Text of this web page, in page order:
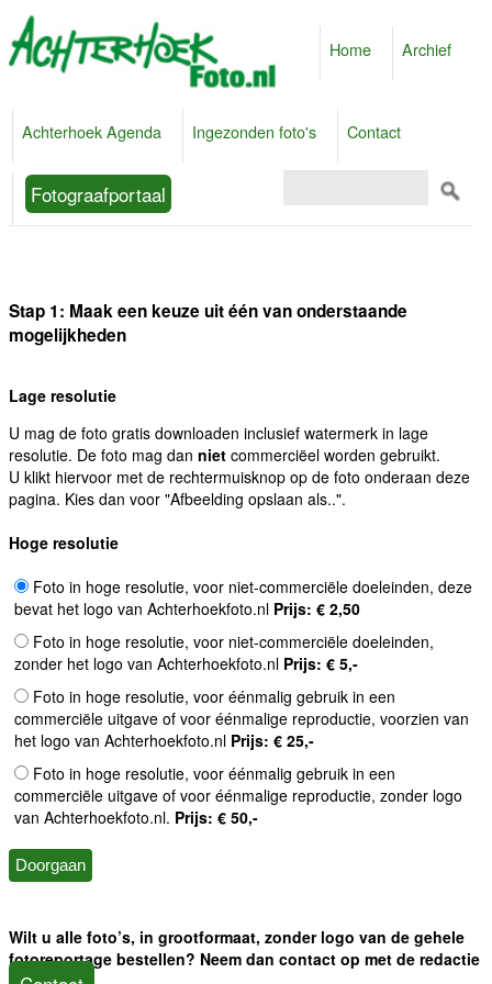
Home Archief
Achterhoek Agenda Ingezonden foto's Contact
Fotograafportaal
Stap 1: Maak een keuze uit één van onderstaande
mogelijkheden
Lage resolutie
U mag de foto gratis downloaden inclusief watermerk in lage
resolutie. De foto mag dan niet commerciëel worden gebruikt.
U klikt hiervoor met de rechtermuisknop op de foto onderaan deze
pagina. Kies dan voor "Afbeelding opslaan als..".
Hoge resolutie
Foto in hoge resolutie, voor niet-commerciële doeleinden, deze
bevat het logo van Achterhoekfoto.nl Prijs: € 2,50
Foto in hoge resolutie, voor niet-commerciële doeleinden,
zonder het logo van Achterhoekfoto.nl Prijs: € 5,-
Foto in hoge resolutie, voor éénmalig gebruik in een
commerciële uitgave of voor éénmalige reproductie, voorzien van
het logo van Achterhoekfoto.nl Prijs: € 25,-
Foto in hoge resolutie, voor éénmalig gebruik in een
commerciële uitgave of voor éénmalige reproductie, zonder logo
van Achterhoekfoto.nl. Prijs: € 50,-
Wilt u alle foto’s, in grootformaat, zonder logo van de gehele
fotoreportage bestellen? Neem dan contact op met de redactie